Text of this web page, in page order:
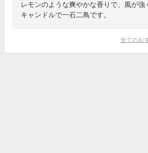
レモンのような爽やかな香りで、風が強
キャンドルで一石二鳥です。
全てのお